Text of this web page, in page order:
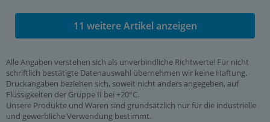
11 weitere Artikel anzeigen
Alle Angaben verstehen sich als unverbindliche Richtwerte! Für nicht
schriftlich bestätigte Datenauswahl übernehmen wir keine Haftung.
Druckangaben beziehen sich, soweit nicht anders angegeben, auf
Flüssigkeiten der Gruppe II bei +20°C.
Unsere Produkte und Waren sind grundsätzlich nur für die industrielle
und gewerbliche Verwendung bestimmt.